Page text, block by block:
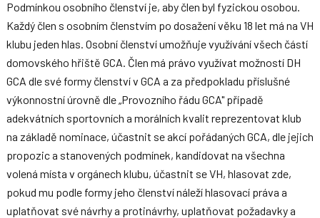
Podmínkou osobního členství je, aby člen byl fyzickou osobou.
Každý člen s osobním členstvím po dosažení věku 18 let má na VH
klubu jeden hlas. Osobní členství umožňuje využívání všech částí
domovského hřiště GCA. Člen má právo využívat možností DH
GCA dle své formy členství v GCA a za předpokladu příslušné
výkonnostní úrovně dle „Provozního řádu GCA" případě
adekvátních sportovních a morálních kvalit reprezentovat klub
na základě nominace, účastnit se akcí pořádaných GCA, dle jejich
propozic a stanovených podmínek, kandidovat na všechna
volená místa v orgánech klubu, účastnit se VH, hlasovat zde,
pokud mu podle formy jeho členství náleží hlasovací práva a
uplatňovat své návrhy a protinávrhy, uplatňovat požadavky a